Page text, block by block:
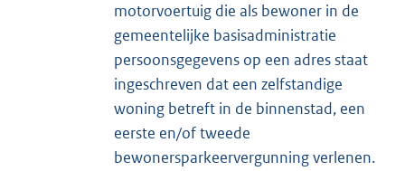
motorvoertuig die als bewoner in de
gemeentelijke basisadministratie
persoonsgegevens op een adres staat
ingeschreven dat een zelfstandige
woning betreft in de binnenstad, een
eerste en/of tweede
bewonersparkeervergunning verlenen.